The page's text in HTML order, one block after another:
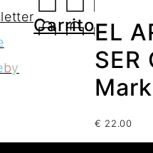
by
CarritoEL
SER
€ 22.00